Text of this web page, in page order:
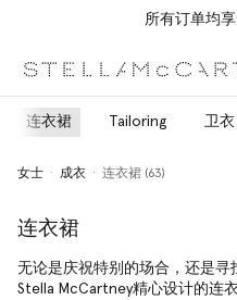
所有订单均
连衣裙 Tailoring 卫衣
女士 成衣 连衣裙 (63)
连衣裙
无论是庆祝特别的场合，还是
Stella McCartney精心设计的连衣